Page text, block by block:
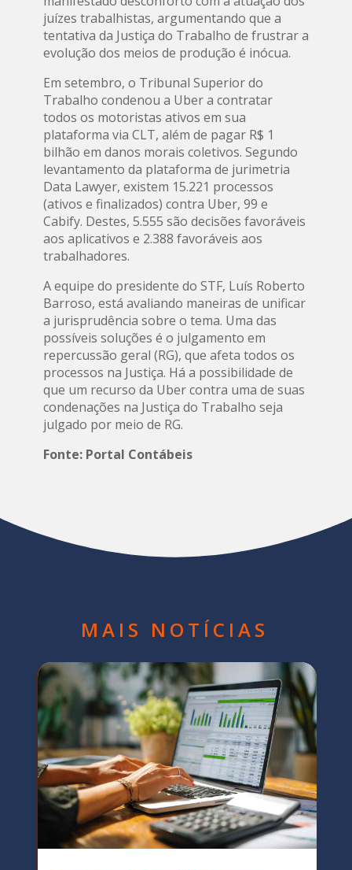
juízes trabalhistas, argumentando que a
tentativa da Justiça do Trabalho de frustrar a
evolução dos meios de produção é inócua.
Em setembro, o Tribunal Superior do
Trabalho condenou a Uber a contratar
todos os motoristas ativos em sua
plataforma via CLT, além de pagar R$ 1
bilhão em danos morais coletivos. Segundo
levantamento da plataforma de jurimetria
Data Lawyer, existem 15.221 processos
(ativos e finalizados) contra Uber, 99 e
Cabify. Destes, 5.555 são decisões favoráveis
aos aplicativos e 2.388 favoráveis aos
trabalhadores.
A equipe do presidente do STF, Luís Roberto
Barroso, está avaliando maneiras de unificar
a jurisprudência sobre o tema. Uma das
possíveis soluções é o julgamento em
repercussão geral (RG), que afeta todos os
processos na Justiça. Há a possibilidade de
que um recurso da Uber contra uma de suas
condenações na Justiça do Trabalho seja
julgado por meio de RG.
Fonte: Portal Contábeis
MAIS NOTÍCIAS